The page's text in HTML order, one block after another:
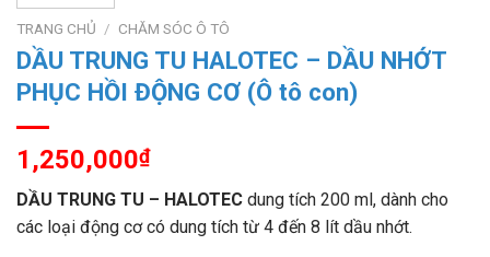
TRANG CHỦ / CHĂM SÓC Ô TÔ
DẦU TRUNG TU HALOTEC – DẦU NHỚT
PHỤC HỒI ĐỘNG CƠ (Ô tô con)
1,250,000₫
DẦU TRUNG TU – HALOTEC dung tích 200 ml, dành cho
các loại động cơ có dung tích từ 4 đến 8 lít dầu nhớt.